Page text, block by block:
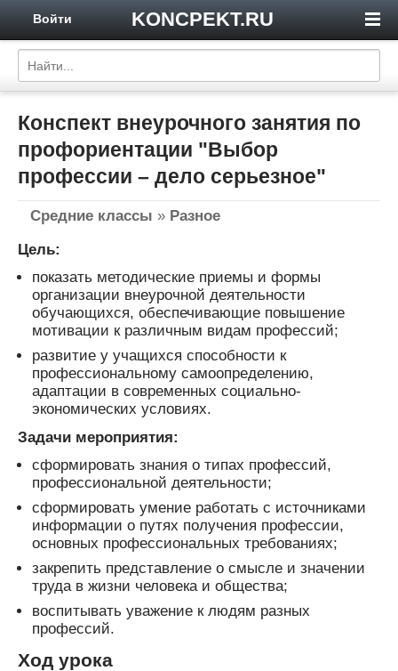
KONCPEKT.RU
Войти
Конспект внеурочного занятия по
профориентации "Выбор
профессии – дело серьезное"
Средние классы » Разное
Цель:
показать методические приемы и формы
организации внеурочной деятельности
обучающихся, обеспечивающие повышение
мотивации к различным видам профессий;
развитие у учащихся способности к
профессиональному самоопределению,
адаптации в современных социально-
экономических условиях.
Задачи мероприятия:
сформировать знания о типах профессий,
профессиональной деятельности;
сформировать умение работать с источниками
информации о путях получения профессии,
основных профессиональных требованиях;
закрепить представление о смысле и значении
труда в жизни человека и общества;
воспитывать уважение к людям разных
профессий.
Ход урока